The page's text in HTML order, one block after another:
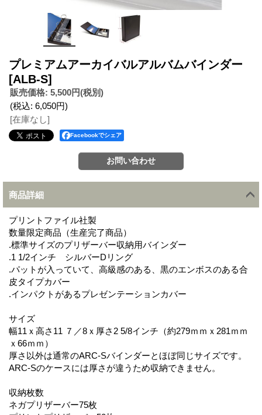
プレミアムアーカイバルアルバムバインダー
[ALB-S]
販売価格: 5,500円(税別)
(税込: 6,050円)
[在庫なし]
Facebookでシェア
商品詳細
プリントファイル社製
数量限定商品（生産完了商品）
.標準サイズのプリザーバー収納用バインダー
.1 1/2インチ シルバーDリング
.パットが入っていて、高級感のある、黒のエンボスのある合
皮タイプカバー
.インパクトがあるプレゼンテーションカバー
サイズ
幅11ｘ高さ11 ７／8ｘ厚さ2 5/8インチ（約279ｍｍｘ281ｍｍ
ｘ66ｍｍ）
厚さ以外は通常のARC-Sバインダーとほぼ同じサイズです。
ARC-Sのケースには厚さが違うため収納できません。
収納枚数
ネガプリザーバー75枚